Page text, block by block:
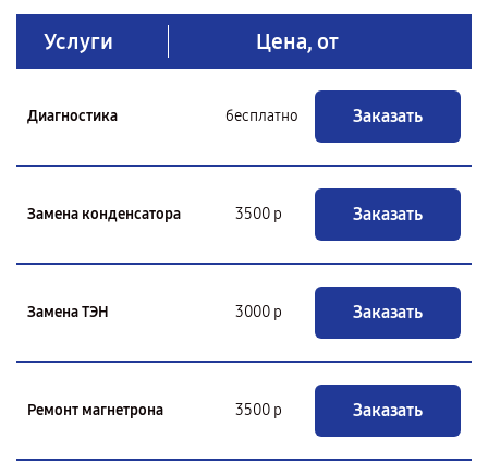
Услуги Цена, от
Диагностика бесплатно Заказать
Замена конденсатора 3500 р Заказать
Замена ТЭН 3000 р Заказать
Ремонт магнетрона 3500 р Заказать